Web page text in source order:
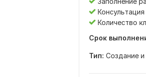
Консультация
Количество
Срок
Тип: Создание и